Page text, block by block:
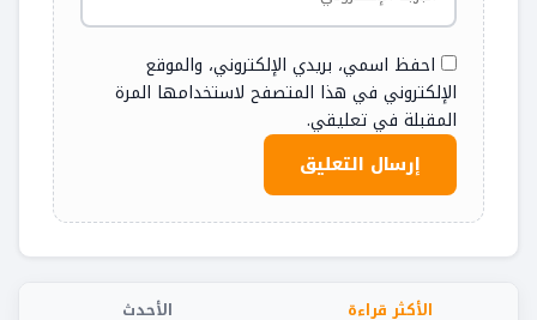
احفظ اسمي، بريدي الإلكتروني، والموقع
الإلكتروني في هذا المتصفح لاستخدامها المرة
المقبلة في تعليقي.
الأكثر قراءة الأحدث